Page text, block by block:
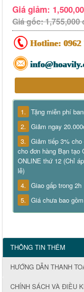
Giá giảm:
Giá gốc: 1,755,000
Hotline: 0962
1. Tặng miễn phí
2. Giảm ngay
3. Giảm tiếp 3%
cho đơn hàng Bạn tạo
ONLINE thứ 12 (Chỉ
lễ)
4. Giao gấp trong 2h
5. Giá chưa bao
THÔNG TIN THÊM
HƯỚNG DẪN THANH
CHÍNH SÁCH VÀ ĐIỀU